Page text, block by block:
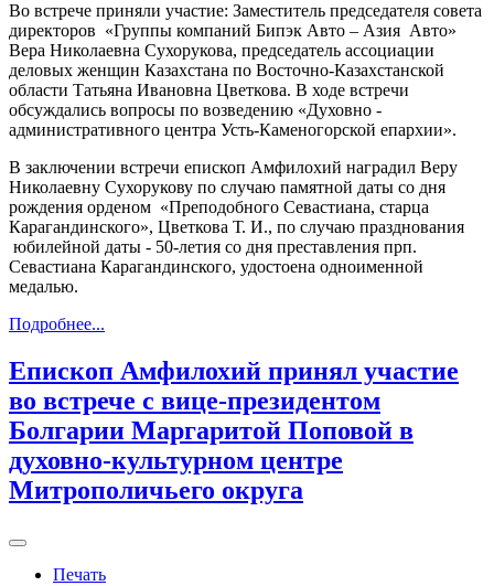
Во встрече приняли участие: Заместитель председателя совета
директоров «Группы компаний Бипэк Авто – Азия Авто»
Вера Николаевна Сухорукова, председатель ассоциации
деловых женщин Казахстана по Восточно-Казахстанской
области Татьяна Ивановна Цветкова. В ходе встречи
обсуждались вопросы по возведению «Духовно -
административного центра Усть-Каменогорской епархии».
В заключении встречи епископ Амфилохий наградил Веру
Николаевну Сухорукову по случаю памятной даты со дня
рождения орденом «Преподобного Севастиана, старца
Карагандинского», Цветкова Т. И., по случаю празднования
юбилейной даты - 50-летия со дня преставления прп.
Севастиана Карагандинского, удостоена одноименной
медалью.
Подробнее...
Епископ Амфилохий принял участие
во встрече с вице-президентом
Болгарии Маргаритой Поповой в
духовно-культурном центре
Митрополичьего округа
Печать